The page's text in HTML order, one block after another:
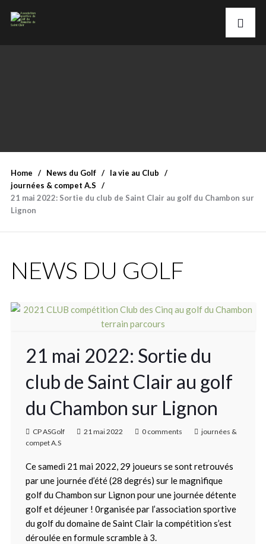
Home News du Golf
la vie au Club
journées & compet A.S
21 mai 2022: Sortie du club de Saint Clair au golf du Chambon sur
Lignon
NEWS DU GOLF
21 mai 2022: Sortie du
club de Saint Clair au golf
du Chambon sur Lignon
CP ASGolf 21 mai 2022 0 comments
journées &
compet A.S
Ce samedi 21 mai 2022, 29 joueurs se sont retrouvés
par une journée d’été (28 degrés) sur le magnifique
golf du Chambon sur Lignon pour une journée détente
golf et déjeuner ! 0rganisée par l’association sportive
du golf du domaine de Saint Clair la compétition s’est
déroulée en formule scramble à 3.